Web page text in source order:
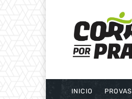
INICIO PROVAS